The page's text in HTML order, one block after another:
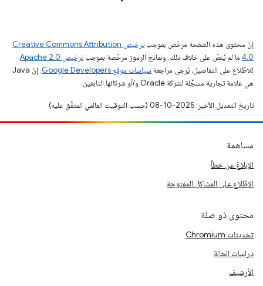
إنّ محتوى هذه الصفحة مرخّص بموجب
ترخيص Creative Commons Attribution
4.0‏ ما لم يُنصّ على خلاف ذلك، ونماذج الرموز مرخّصة بموجبترخيص Apache 2.0‏
.
للاطّلاع على التفاصيل، يُرجى مراجعة سياسات موقع Google Developers‏
. إنّ Java
هي علامة تجارية مسجَّلة لشركة Oracle و/أو شركائها التابعين.
تاريخ التعديل الأخير: 2025-10-08 (حسب التوقيت العالمي المتفَّق عليه)
مساهمة
الإبلاغ عن خطأ
الاطّلاع على المشاكل المفتوحة
محتوى ذو صلة
تحديثات Chromium
دراسات الحالة
الأرشيف